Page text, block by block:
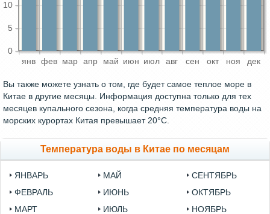
янв фев мар апр май июн июл авг сен окт ноя дек
0
5
10
Вы также можете узнать о том, где будет самое теплое море в
Китае в другие месяцы. Информация доступна только для тех
месяцев купального сезона, когда средняя температура воды на
морских курортах Китая превышает 20°C.
Температура воды в Китае по месяцам
ЯНВАРЬ
ФЕВРАЛЬ
МАРТ
МАЙ
ИЮНЬ
ИЮЛЬ
СЕНТЯБРЬ
ОКТЯБРЬ
НОЯБРЬ